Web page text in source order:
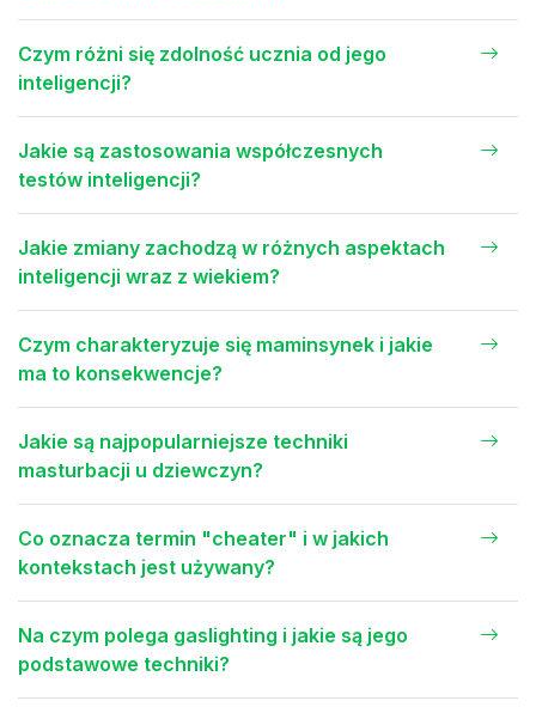
Czym różni się zdolność ucznia od jego
inteligencji?
Jakie są zastosowania współczesnych
testów inteligencji?
Jakie zmiany zachodzą w różnych aspektach
inteligencji wraz z wiekiem?
Czym charakteryzuje się maminsynek i jakie
ma to konsekwencje?
Jakie są najpopularniejsze techniki
masturbacji u dziewczyn?
Co oznacza termin "cheater" i w jakich
kontekstach jest używany?
Na czym polega gaslighting i jakie są jego
podstawowe techniki?